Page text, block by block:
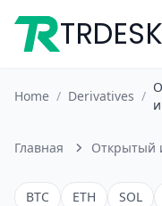
TRDESK
Home / Derivatives /
Главная Открытый
BTC ETH SOL